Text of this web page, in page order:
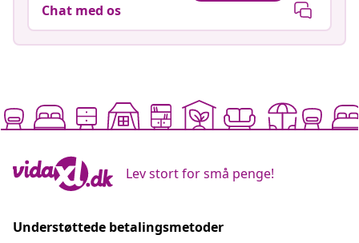
Chat med os
Lev stort for små penge!
Understøttede betalingsmetoder